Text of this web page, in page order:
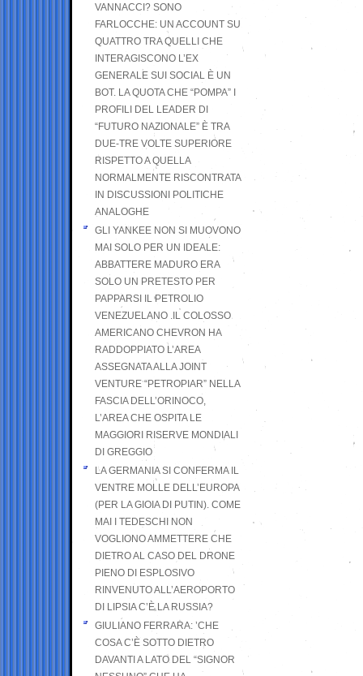
VANNACCI? SONO
FARLOCCHE: UN ACCOUNT SU
QUATTRO TRA QUELLI CHE
INTERAGISCONO L’EX
GENERALE SUI SOCIAL È UN
BOT. LA QUOTA CHE “POMPA” I
PROFILI DEL LEADER DI
“FUTURO NAZIONALE” È TRA
DUE-TRE VOLTE SUPERIORE
RISPETTO A QUELLA
NORMALMENTE RISCONTRATA
IN DISCUSSIONI POLITICHE
ANALOGHE
GLI YANKEE NON SI MUOVONO
MAI SOLO PER UN IDEALE:
ABBATTERE MADURO ERA
SOLO UN PRETESTO PER
PAPPARSI IL PETROLIO
VENEZUELANO .IL COLOSSO
AMERICANO CHEVRON HA
RADDOPPIATO L’AREA
ASSEGNATA ALLA JOINT
VENTURE “PETROPIAR” NELLA
FASCIA DELL’ORINOCO,
L’AREA CHE OSPITA LE
MAGGIORI RISERVE MONDIALI
DI GREGGIO
LA GERMANIA SI CONFERMA IL
VENTRE MOLLE DELL’EUROPA
(PER LA GIOIA DI PUTIN). COME
MAI I TEDESCHI NON
VOGLIONO AMMETTERE CHE
DIETRO AL CASO DEL DRONE
PIENO DI ESPLOSIVO
RINVENUTO ALL’AEROPORTO
DI LIPSIA C’È LA RUSSIA?
GIULIANO FERRARA: ’CHE
COSA C’È SOTTO DIETRO
DAVANTI A LATO DEL “SIGNOR